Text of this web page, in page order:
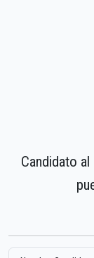
Candidato